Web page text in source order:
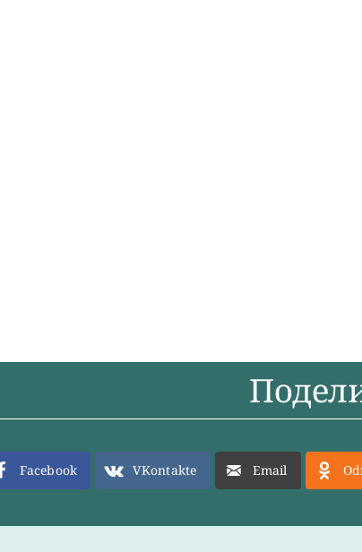
Facebook VKontakte Email